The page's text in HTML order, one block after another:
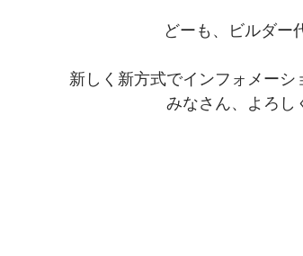
どーも、ビルダ
新しく新方式でインフォメーシ
みなさん、よろし